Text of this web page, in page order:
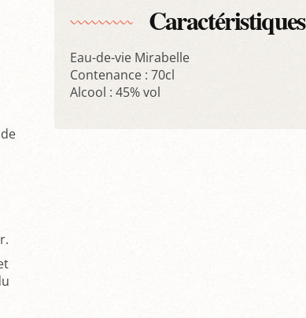
Caractéristiques
Eau-de-vie Mirabelle
Contenance : 70cl
Alcool : 45% vol